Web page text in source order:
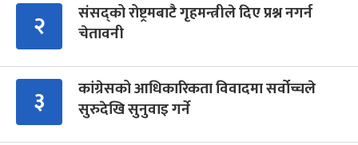
२
संसद्को रोष्ट्रमबाटै गृहमन्त्रीले दिए प्रश्न नगर्न
चेतावनी
३
कांग्रेसको आधिकारिकता विवादमा सर्वोच्चले
सुरुदेखि सुनुवाइ गर्ने